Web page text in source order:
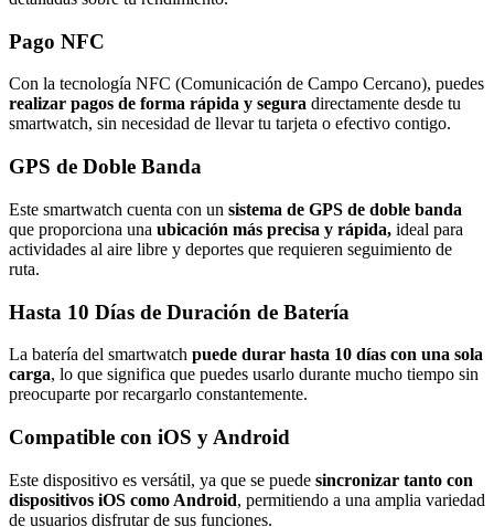
Pago NFC
Con la tecnología NFC (Comunicación de Campo Cercano), puedes
realizar pagos de forma rápida y segura directamente desde tu
smartwatch, sin necesidad de llevar tu tarjeta o efectivo contigo.
GPS de Doble Banda
Este smartwatch cuenta con un sistema de GPS de doble banda
que proporciona una ubicación más precisa y rápida, ideal para
actividades al aire libre y deportes que requieren seguimiento de
ruta.
Hasta 10 Días de Duración de Batería
La batería del smartwatch puede durar hasta 10 días con una sola
carga, lo que significa que puedes usarlo durante mucho tiempo sin
preocuparte por recargarlo constantemente.
Compatible con iOS y Android
Este dispositivo es versátil, ya que se puede sincronizar tanto con
dispositivos iOS como Android, permitiendo a una amplia variedad
de usuarios disfrutar de sus funciones.